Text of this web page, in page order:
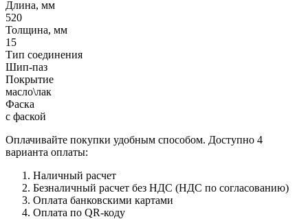
Длина, мм
520
Толщина, мм
15
Тип соединения
Шип-паз
Покрытие
масло\лак
Фаска
с фаской
Оплачивайте покупки удобным способом. Доступно 4
варианта оплаты:
Наличный расчет
Безналичный расчет без НДС (НДС по согласованию)
Оплата банковскими картами
Оплата по QR-коду